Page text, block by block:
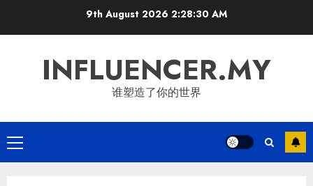
9th August 20262:28:31 AM
INFLUENCER.MY
谁塑造了你的世界
Primary
Menu